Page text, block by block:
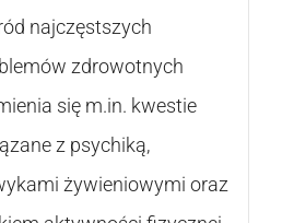
najczęstszych
zdrowotnych
się m.in. kwestie
z psychiką,
żywieniowymi oraz